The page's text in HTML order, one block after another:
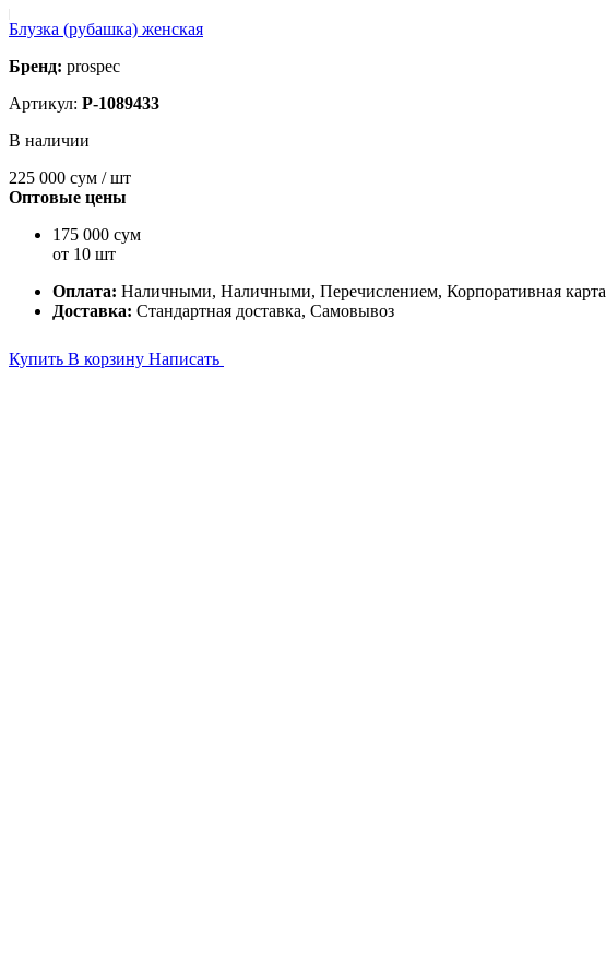
Блузка (рубашка) женская
Бренд: prospec
Артикул: P-1089433
В наличии
225 000 сум / шт
Оптовые цены
175 000 сум
от 10 шт
Оплата: Наличными, Наличными, Перечислением, Корпоративная карта
Доставка: Стандартная доставка, Самовывоз
Купить В корзину Написать